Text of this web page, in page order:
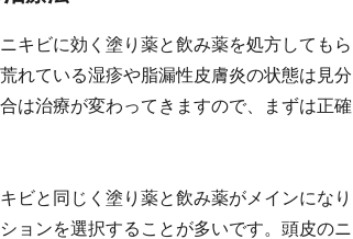
キビに効く塗り薬と飲み薬を処方してもら
れている湿疹や脂漏性皮膚炎の状態は見分
は治療が変わってきますので、まずは正確
ビと同じく塗り薬と飲み薬がメインになり
ョンを選択することが多いです。頭皮のニ